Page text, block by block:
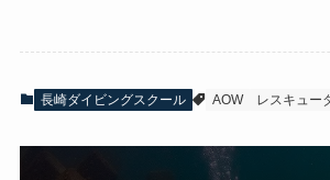
長崎ダイビングスクール AOW レスキュー